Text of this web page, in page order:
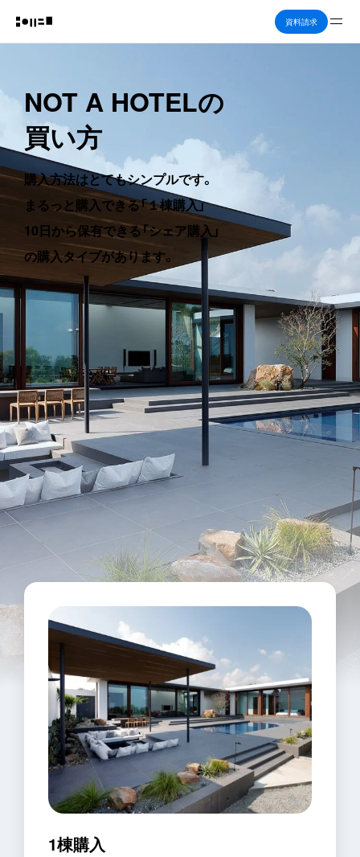
資料請求
NOT A HOTELの
買い方
購入方法はとてもシンプルです。
まるっと購入できる「１棟購入」
10日から保有できる「シェア購入」
の購入タイプがあります。
1棟購入